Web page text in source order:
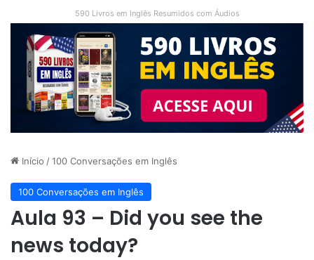
590 Livros em Inglês Resumidos com Áudios
Início /100 Conversações em Inglês
100 Conversações em Inglês
Aula 93 – Did you see the
news today?